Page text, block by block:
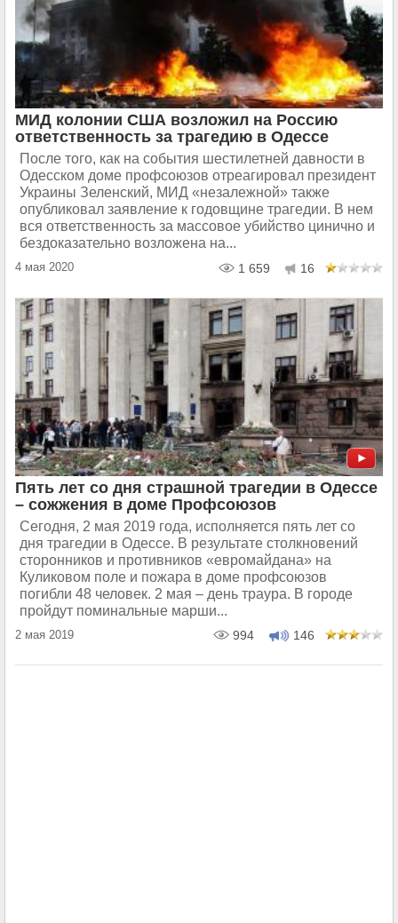
МИД колонии США возложил на Россию
ответственность за трагедию в Одессе
После того, как на события шестилетней давности в
Одесском доме профсоюзов отреагировал президент
Украины Зеленский, МИД «незалежной» также
опубликовал заявление к годовщине трагедии. В нем
вся ответственность за массовое убийство цинично и
бездоказательно возложена на...
4 мая 2020 1 659 16
Пять лет со дня страшной трагедии в Одессе
– сожжения в доме Профсоюзов
Сегодня, 2 мая 2019 года, исполняется пять лет со
дня трагедии в Одессе. В результате столкновений
сторонников и противников «евромайдана» на
Куликовом поле и пожара в доме профсоюзов
погибли 48 человек. 2 мая – день траура. В городе
пройдут поминальные марши...
2 мая 2019 994 146